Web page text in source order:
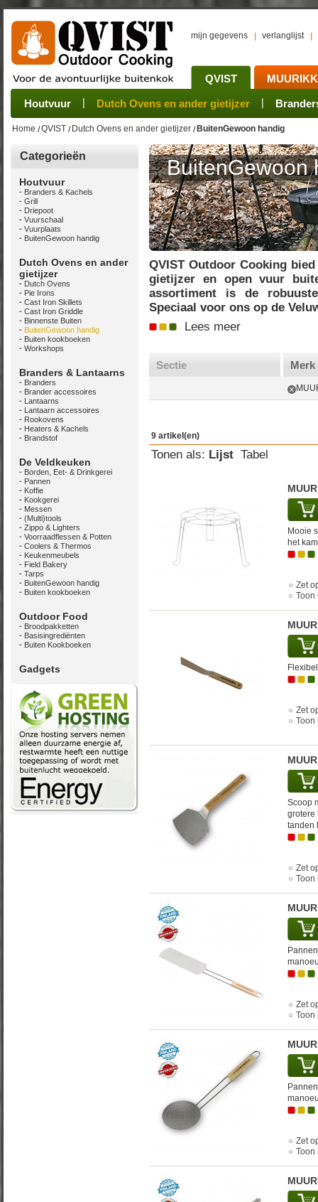
mijn gegevens verlanglijst
QVIST
Houtvuur Dutch Ovens en ander gietijzer
Grillplaat & ijzers Pannen Rookovens
Oogsten Verwerken Bewaren Onderhoud
Sets Stoves Camping sets Pots, Pans, Kettles
Home QVIST Dutch Ovens en ander gietijzer BuitenGewoon handig
Categorieën
Houtvuur
Branders & Kachels
Grill
Driepoot
Vuurschaal
Vuurplaats
BuitenGewoon handig
Dutch Ovens en ander
gietijzer
Dutch Ovens
Pie Irons
Cast Iron Skillets
Cast Iron Griddle
Binnenste Buiten
BuitenGewoon handig
Buiten kookboeken
Workshops
Branders & Lantaarns
Branders
Brander accessoires
Lantaarns
Lantaarn accessoires
Rookovens
Heaters & Kachels
Brandstof
De Veldkeuken
Borden, Eet- & Drinkgerei
Pannen
Koffie
Kookgerei
Messen
(Multi)tools
Zippo & Lighters
Voorraadflessen & Potten
Coolers & Thermos
Keukenmeubels
Field Bakery
Tarps
BuitenGewoon handig
Buiten kookboeken
Outdoor Food
Broodpakketten
Basisingrediënten
Buiten Kookboeken
Gadgets
BuitenGewoon
QVIST Outdoor Cooking
gietijzer en open vuur
assortiment is de
Speciaal voor ons op de
Lees meer
Sectie Merk
9 artikel(en)
Tonen als: Lijst Tabel
Mooie
het
Zet
Toon
Zet
Toon
Scoop
grotere
tanden
Zet
Toon
Zet
Toon
Zet
Toon